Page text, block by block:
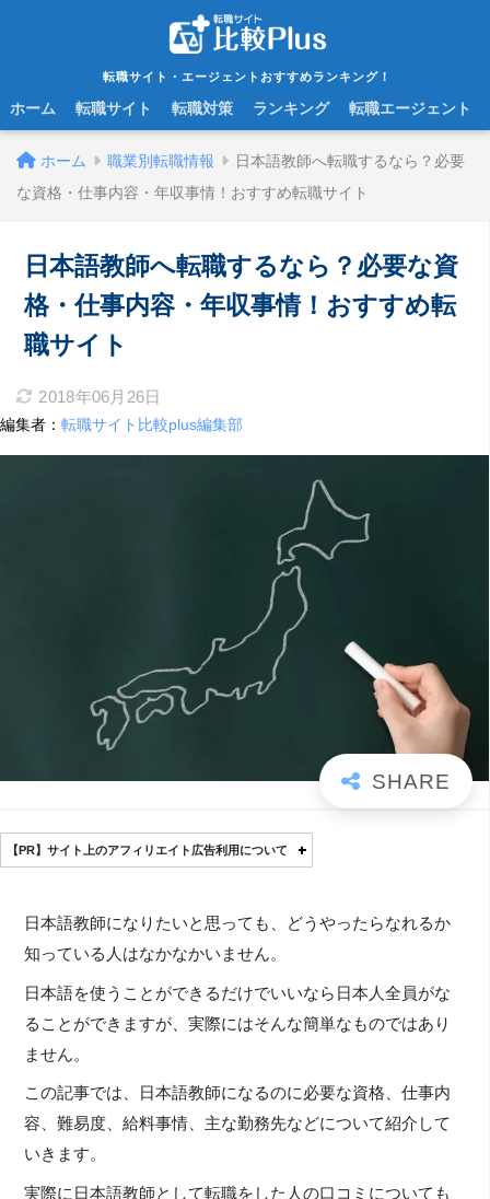
転職サイト・エージェントおすすめランキング！
ホーム 転職サイト 転職対策 ランキング 転職エージェント
ホーム 職業別転職情報
日本語教師へ転職するなら？必要
な資格・仕事内容・年収事情！おすすめ転職サイト
日本語教師へ転職するなら？必要な資
格・仕事内容・年収事情！おすすめ転
職サイト
2018年06月26日
編集者： 転職サイト比較plus編集部
【PR】サイト上のアフィリエイト広告利用について
日本語教師になりたいと思っても、どうやったらなれるか
知っている人はなかなかいません。
日本語を使うことができるだけでいいなら日本人全員がな
ることができますが、実際にはそんな簡単なものではあり
ません。
この記事では、日本語教師になるのに必要な資格、仕事内
容、難易度、給料事情、主な勤務先などについて紹介して
いきます。
実際に日本語教師として転職をした人の口コミについても